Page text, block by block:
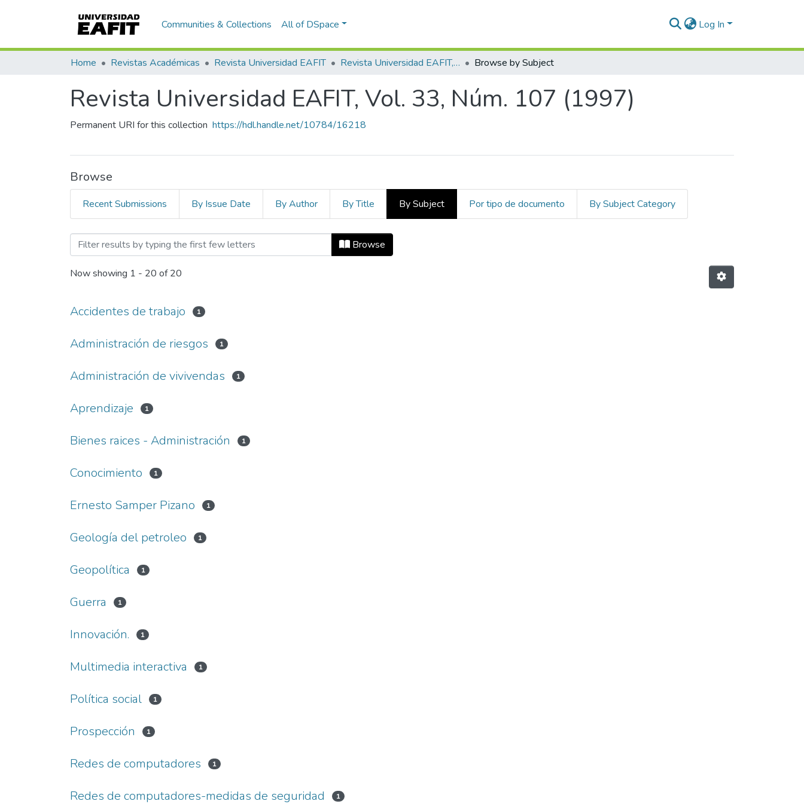
Communities & Collections All of DSpace Log In
Home Revistas Académicas Revista Universidad EAFIT Revista Universidad EAFIT, Vol. 33, Núm. 107 (1997) Browse by Subject
Revista Universidad EAFIT, Vol. 33, Núm. 107 (1997)
Permanent URI for this collection https://hdl.handle.net/10784/16218
Browse
Recent Submissions By Issue Date By Author By Title By Subject Por tipo de documento By Subject Category
Browsing Revista Universidad EAFIT, Vol. 33, Núm. 107 (1997) by Subject
Browse
Now showing 1 - 20 of 20
Accidentes de trabajo 1
Administración de riesgos 1
Administración de vivivendas 1
Aprendizaje 1
Bienes raices - Administración 1
Conocimiento 1
Ernesto Samper Pizano 1
Geología del petroleo 1
Geopolítica 1
Guerra 1
Innovación. 1
Multimedia interactiva 1
Política social 1
Prospección 1
Redes de computadores 1
Redes de computadores-medidas de seguridad 1